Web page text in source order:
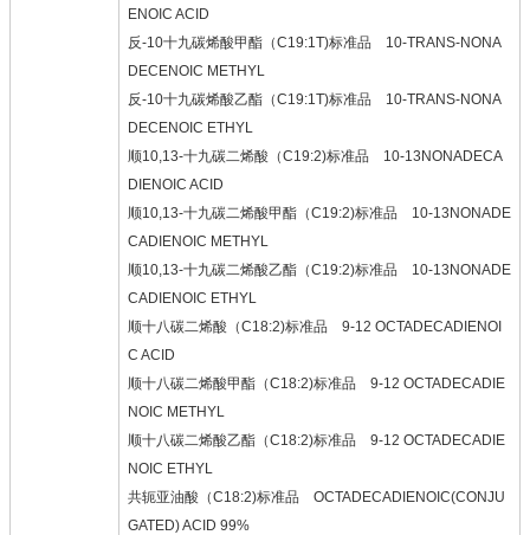
ENOIC ACID
反-10十九碳烯酸甲酯（C19:1T)标准品 10-TRANS-NONA
DECENOIC METHYL
反-10十九碳烯酸乙酯（C19:1T)标准品 10-TRANS-NONA
DECENOIC ETHYL
顺10,13-十九碳二烯酸（C19:2)标准品 10-13NONADECA
DIENOIC ACID
顺10,13-十九碳二烯酸甲酯（C19:2)标准品 10-13NONADE
CADIENOIC METHYL
顺10,13-十九碳二烯酸乙酯（C19:2)标准品 10-13NONADE
CADIENOIC ETHYL
顺十八碳二烯酸（C18:2)标准品 9-12 OCTADECADIENOI
C ACID
顺十八碳二烯酸甲酯（C18:2)标准品 9-12 OCTADECADIE
NOIC METHYL
顺十八碳二烯酸乙酯（C18:2)标准品 9-12 OCTADECADIE
NOIC ETHYL
共轭亚油酸（C18:2)标准品 OCTADECADIENOIC(CONJU
GATED) ACID 99%